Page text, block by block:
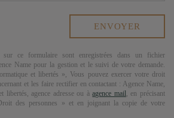
sur ce formulaire sont enregistrées dans un fichier
Namepour la gestion et le suivi de votre demande.
et libertés », Vous pouvez exercer votre droit
et les faire rectifier en contactant : Agence Name,
libertés,agence adresseou àagence mail, en précisant
des personnes » et en joignant la copie de votre